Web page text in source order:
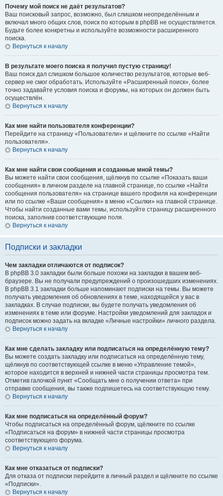
Почему мой поиск не даёт результатов?
Ваш поисковый запрос, возможно, был слишком неопределённым и
включал много общих слов, поиск по которым в phpBB не осуществляется.
Будьте более конкретны и используйте возможности расширенного
поиска.
Вернуться к началу
В результате моего поиска я получил пустую страницу!
Ваш поиск дал слишком большое количество результатов, которые веб-
сервер не смог обработать. Используйте «Расширенный поиск», более
точно задавайте условия поиска и форумы, на которых он должен быть
осуществлён.
Вернуться к началу
Как мне найти пользователя конференции?
Перейдите на страницу «Пользователи» и щёлкните по ссылке «Найти
пользователя».
Вернуться к началу
Как мне найти свои сообщения и созданные мной темы?
Вы можете найти свои сообщения, щёлкнув по ссылке «Показать ваши
сообщения» в личном разделе на главной странице, по ссылке «Найти
сообщения пользователя» на странице вашего профиля на конференции
или по ссылке «Ваши сообщения» в меню «Ссылки» на главной странице.
Чтобы найти созданные вами темы, используйте страницу расширенного
поиска, заполнив соответствующие поля.
Вернуться к началу
Подписки и закладки
Чем закладки отличаются от подписок?
В phpBB 3.0 закладки были больше похожи на закладки в вашем веб-
браузере. Вы не получали предупреждений о произошедших изменениях.
В phpBB 3.1 закладки больше напоминают подписки на темы. Вы можете
получать уведомления об обновлениях в теме, находящейся у вас в
закладках. В случае подписки, вы будете получать уведомления об
изменениях в теме или форуме. Настройки уведомлений для закладок и
подписок можно задать на вкладке «Личные настройки» личного раздела.
Вернуться к началу
Как мне сделать закладку или подписаться на определённую тему?
Вы можете создать закладку или подписаться на определённую тему,
щёлкнув по соответствующей ссылке в меню «Управление темой»,
которое находится в верхней и нижней части страницы просмотра тем.
Отметив галочкой пункт «Сообщать мне о получении ответа» при
отправке сообщения, вы также подпишетесь на соответствующую тему.
Вернуться к началу
Как мне подписаться на определённый форум?
Чтобы подписаться на определённый форум, щёлкните по ссылке
«Подписаться на форум» в нижней части страницы просмотра
соответствующего форума.
Вернуться к началу
Как мне отказаться от подписки?
Для отказа от подписки перейдите в личный раздел и щёлкните по ссылке
«Подписки».
Вернуться к началу